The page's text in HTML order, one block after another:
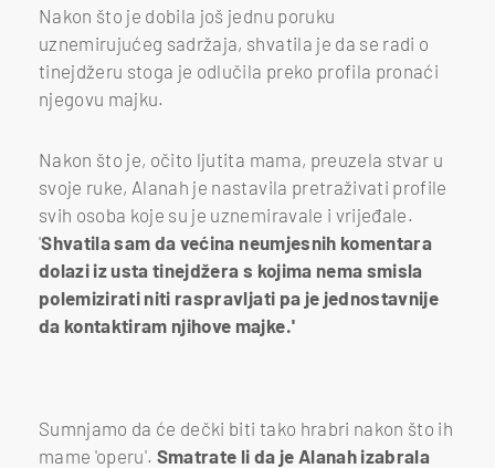
Nakon što je dobila još jednu poruku
uznemirujućeg sadržaja, shvatila je da se radi o
tinejdžeru stoga je odlučila preko profila pronaći
njegovu majku.
Nakon što je, očito ljutita mama, preuzela stvar u
svoje ruke, Alanah je nastavila pretraživati profile
svih osoba koje su je uznemiravale i vrijeđale.
'Shvatila sam da većina neumjesnih komentara
dolazi iz usta tinejdžera s kojima nema smisla
polemizirati niti raspravljati pa je jednostavnije
da kontaktiram njihove majke.'
Sumnjamo da će dečki biti tako hrabri nakon što ih
mame 'operu'. Smatrate li da je Alanah izabrala